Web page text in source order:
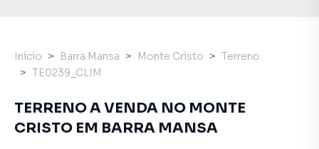
Início Barra Mansa Monte Cristo
Terreno
TE0239_CLIM
TERRENO A VENDA NO MONTE
CRISTO EM BARRA MANSA